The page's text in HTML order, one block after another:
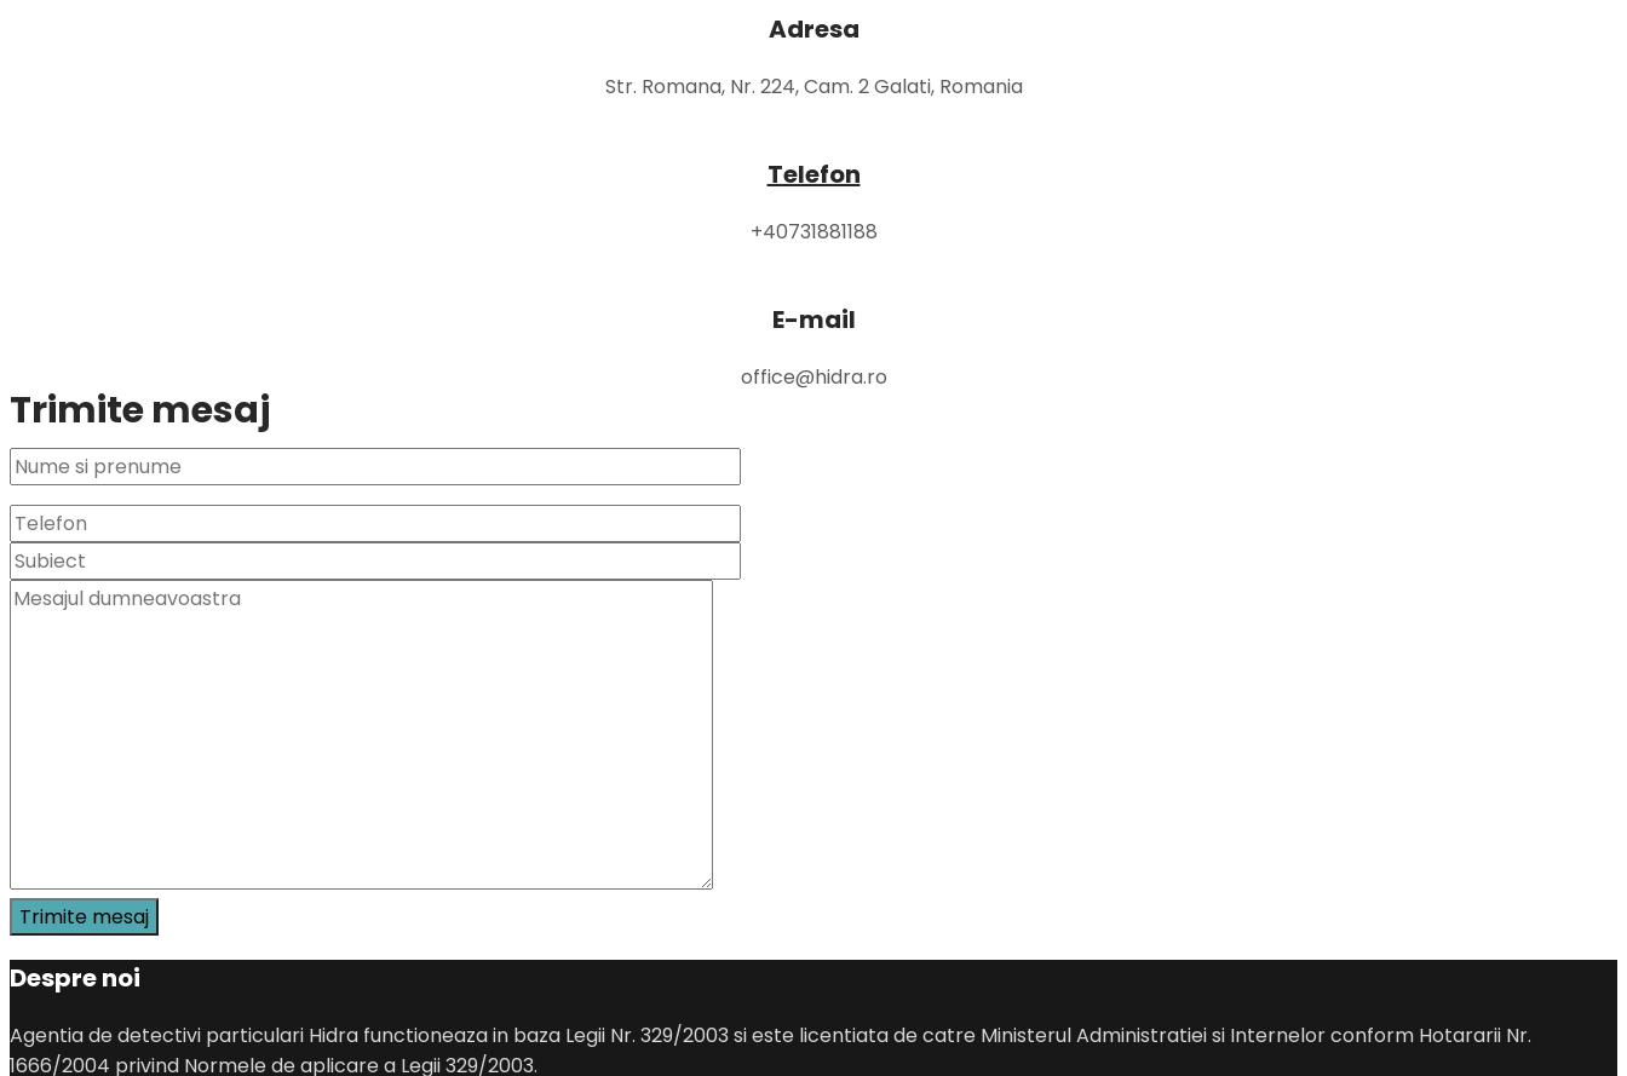
Adresa
Str. Romana, Nr. 224, Cam. 2 Galati, Romania
Telefon
+40731881188
E-mail
office@hidra.ro
Trimite mesaj
Despre noi
Agentia de detectivi particulari Hidra functioneaza in baza Legii Nr. 329/2003 si este licentiata de catre Ministerul Administratiei si Internelor conform Hotararii Nr.
1666/2004 privind Normele de aplicare a Legii 329/2003.